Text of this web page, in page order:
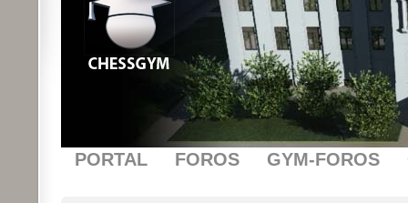
PORTAL FOROS GYM-FOROS